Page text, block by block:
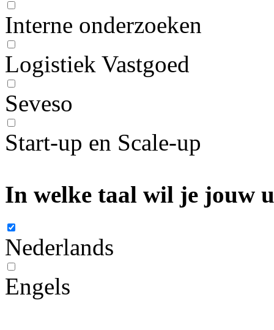
Interne onderzoeken
Logistiek Vastgoed
Seveso
Start-up en Scale-up
In welke taal wil je jouw
Nederlands
Engels